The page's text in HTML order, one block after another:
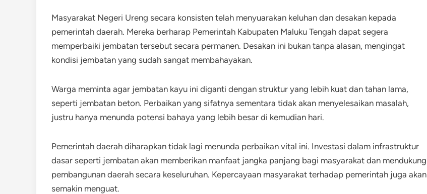
Masyarakat Negeri Ureng secara konsisten telah menyuarakan keluhan dan desakan kepada
pemerintah daerah. Mereka berharap Pemerintah Kabupaten Maluku Tengah dapat segera
memperbaiki jembatan tersebut secara permanen. Desakan ini bukan tanpa alasan, mengingat
kondisi jembatan yang sudah sangat membahayakan.
Warga meminta agar jembatan kayu ini diganti dengan struktur yang lebih kuat dan tahan lama,
seperti jembatan beton. Perbaikan yang sifatnya sementara tidak akan menyelesaikan masalah,
justru hanya menunda potensi bahaya yang lebih besar di kemudian hari.
Pemerintah daerah diharapkan tidak lagi menunda perbaikan vital ini. Investasi dalam infrastruktur
dasar seperti jembatan akan memberikan manfaat jangka panjang bagi masyarakat dan mendukung
pembangunan daerah secara keseluruhan. Kepercayaan masyarakat terhadap pemerintah juga akan
semakin menguat.